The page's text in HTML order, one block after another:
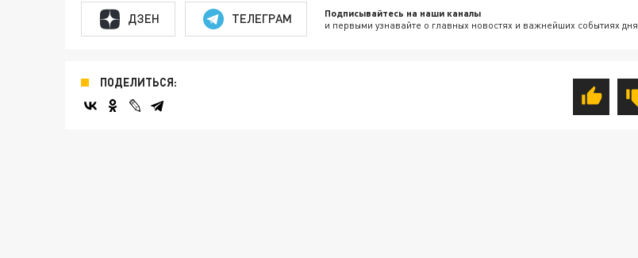
ДЗЕН ТЕЛЕГРАМ Подписывайтесь на наши каналы
и первыми узнавайте о главных новостях и важнейших событиях дня.
ПОДЕЛИТЬСЯ: